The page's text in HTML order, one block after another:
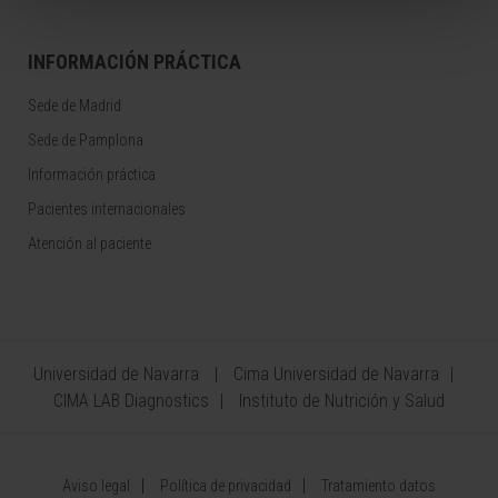
INFORMACIÓN PRÁCTICA
Sede de Madrid
Sede de Pamplona
Información práctica
Pacientes internacionales
Atención al paciente
Universidad de Navarra
Cima Universidad de Navarra
CIMA LAB Diagnostics
Instituto de Nutrición y Salud
Aviso legal Política de privacidad Tratamiento datos